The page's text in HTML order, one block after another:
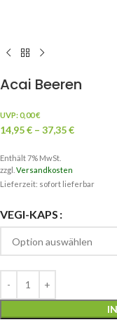
Acai Beeren
UVP:0,00€
14,95€ – 37,35€
Enthält 7% MwSt.
zzgl. Versandkosten
Lieferzeit: sofort lieferbar
VEGI-KAPS